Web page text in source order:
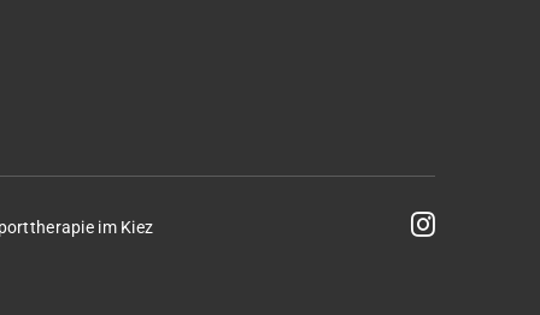
im Kiez